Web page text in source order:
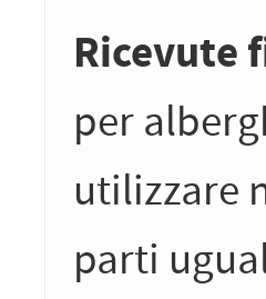
Ricevute
per
utilizzare
parti